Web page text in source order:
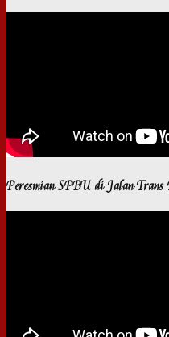
Peresmian SPBU di Jalan Trans